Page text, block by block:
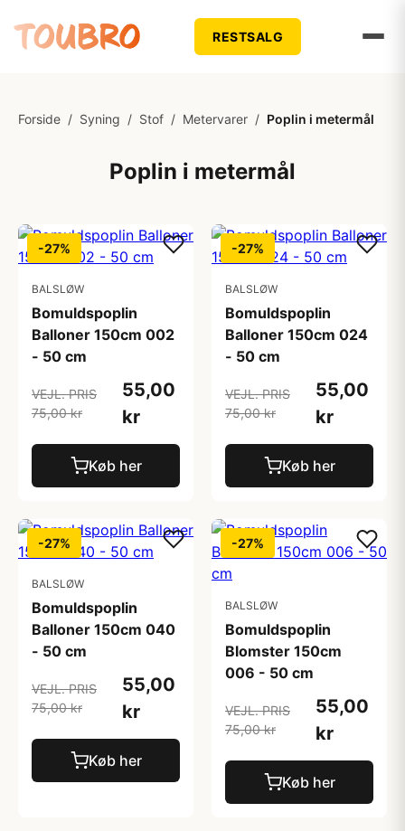
RESTSALG
Forside / Syning / Stof / Metervarer / Poplin i metermål
Poplin i metermål
-27%
BALSLØW
Bomuldspoplin
Balloner 150cm 002
- 50 cm
VEJL. PRIS
75,00 kr
55,00
kr
Køb her
-27%
BALSLØW
Bomuldspoplin
Balloner 150cm 024
- 50 cm
VEJL. PRIS
75,00 kr
55,00
kr
Køb her
-27%
BALSLØW
Bomuldspoplin
Balloner 150cm 040
- 50 cm
VEJL. PRIS
75,00 kr
55,00
kr
Køb her
-27%
BALSLØW
Bomuldspoplin
Blomster 150cm
006 - 50 cm
VEJL. PRIS
75,00 kr
55,00
kr
Køb her